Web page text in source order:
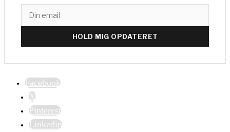
HOLD MIG OPDATERET
Facebook
X
Pinterest
Linkedin